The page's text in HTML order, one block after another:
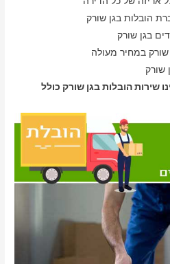
הובלות בגן שורק
בגן שורק
במחיר מעולה
שורק
שירות הובלות בגן שורק כולל